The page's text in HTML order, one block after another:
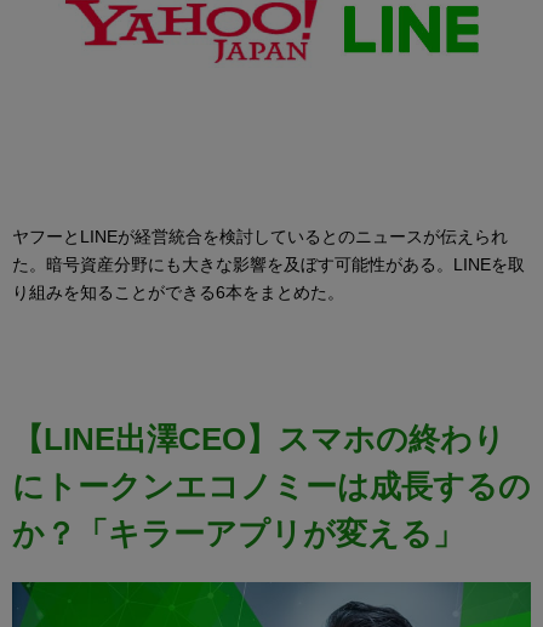
ヤフーとLINEが経営統合を検討しているとのニュースが伝えられ
た。暗号資産分野にも大きな影響を及ぼす可能性がある。LINEを取
り組みを知ることができる6本をまとめた。
【LINE出澤CEO】スマホの終わり
にトークンエコノミーは成長するの
か？「キラーアプリが変える」